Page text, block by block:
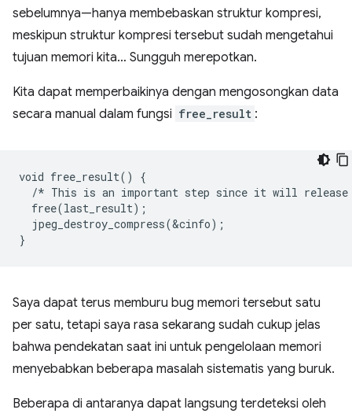
sebelumnya—hanya membebaskan struktur kompresi,
meskipun struktur kompresi tersebut sudah mengetahui
tujuan memori kita… Sungguh merepotkan.
Kita dapat memperbaikinya dengan mengosongkan data
secara manual dalam fungsi free_result :
void free_result() {
/* This is an important step since it will
  free(last_result);
  jpeg_destroy_compress(&cinfo);
Saya dapat terus memburu bug memori tersebut satu
per satu, tetapi saya rasa sekarang sudah cukup jelas
bahwa pendekatan saat ini untuk pengelolaan memori
menyebabkan beberapa masalah sistematis yang buruk.
Beberapa di antaranya dapat langsung terdeteksi oleh